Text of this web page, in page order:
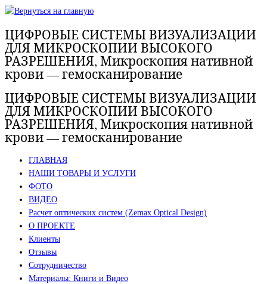
Перейти
содержимому
ЦИФРОВЫЕ СИСТЕМЫ ВИЗУАЛИЗАЦИИ
ДЛЯ МИКРОСКОПИИ ВЫСОКОГО
РАЗРЕШЕНИЯ, Микроскопия нативной
крови — гемосканирование
ЦИФРОВЫЕ СИСТЕМЫ ВИЗУАЛИЗАЦИИ
ДЛЯ МИКРОСКОПИИ ВЫСОКОГО
РАЗРЕШЕНИЯ, Микроскопия нативной
крови — гемосканирование
ГЛАВНАЯ
НАШИ ТОВАРЫ И УСЛУГИ
ФОТО
ВИДЕО
Расчет оптических систем (Zemax Optical Design)
О ПРОЕКТЕ
Клиенты
Отзывы
Сотрудничество
Материалы: Книги и Видео